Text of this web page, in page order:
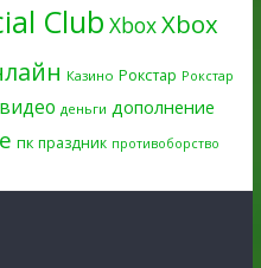
Club XboxXbox
Казино Рокстар Рокстар
видео деньги дополнение
пк праздник противоборство